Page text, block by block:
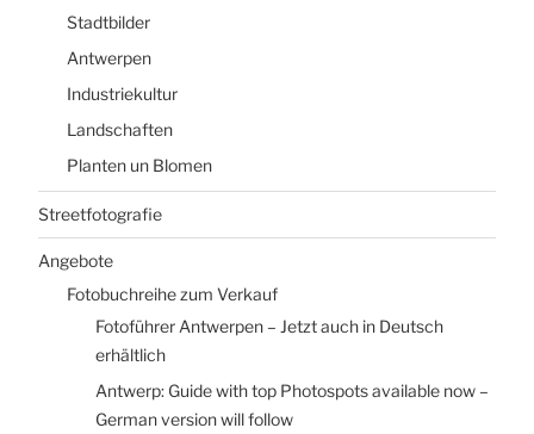
Stadtbilder
Antwerpen
Industriekultur
Landschaften
Planten un Blomen
Streetfotografie
Angebote
Fotobuchreihe zum Verkauf
Fotoführer Antwerpen – Jetzt auch in Deutsch
erhältlich
Antwerp: Guide with top Photospots available now –
German version will follow